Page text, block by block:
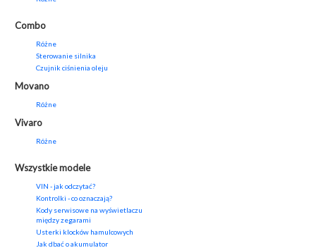
Combo
Różne
Sterowanie silnika
Czujnik ciśnienia oleju
Movano
Różne
Vivaro
Różne
Wszystkie modele
VIN - jak odczytać?
Kontrolki - co oznaczają?
Kody serwisowe na wyświetlaczu
między zegarami
Usterki klocków hamulcowych
Jak dbać o akumulator